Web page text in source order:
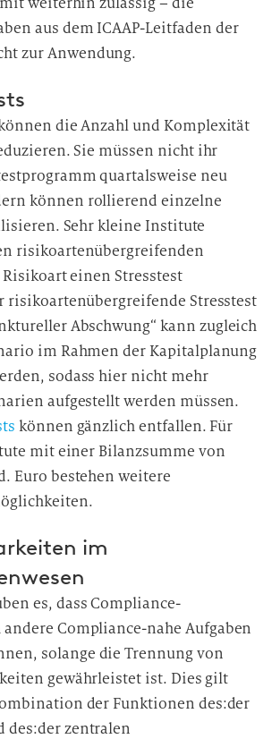
aus dem ICAAP-Leitfaden der
zur Anwendung.
die Anzahl und Komplexität
Sie müssen nicht ihr
quartalsweise neu
können rollierend einzelne
Sehr kleine Institute
risikoartenübergreifenden
einen Stresstest
risikoartenübergreifende Stresstest
Abschwung“ kann zugleich
im Rahmen der Kapitalplanung
sodass hier nicht mehr
aufgestellt werden müssen.
können gänzlich entfallen. Für
mit einer Bilanzsumme von
Euro bestehen weitere
im
es, dass Compliance-
andere Compliance-nahe Aufgaben
solange die Trennung von
gewährleistet ist. Dies gilt
der Funktionen des:der
des:der zentralen